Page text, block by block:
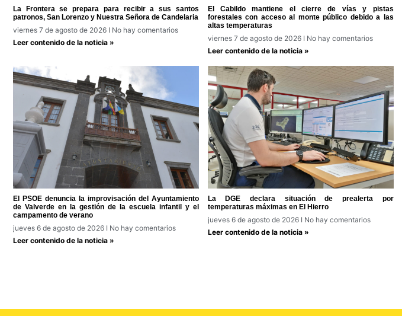
La Frontera se prepara para recibir a sus santos
patronos, San Lorenzo y Nuestra Señora de Candelaria
viernes 7 de agosto de 2026
No hay comentarios
Leer contenido de la noticia »
El Cabildo mantiene el cierre de vías y pistas
forestales con acceso al monte público debido a las
altas temperaturas
viernes 7 de agosto de 2026
No hay comentarios
Leer contenido de la noticia »
El PSOE denuncia la improvisación del Ayuntamiento
de Valverde en la gestión de la escuela infantil y el
campamento de verano
jueves 6 de agosto de 2026
No hay comentarios
Leer contenido de la noticia »
La DGE declara situación de prealerta por
temperaturas máximas en El Hierro
jueves 6 de agosto de 2026
No hay comentarios
Leer contenido de la noticia »